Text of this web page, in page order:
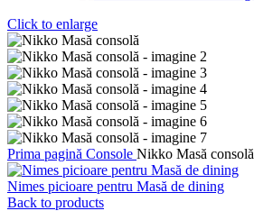
Click to enlarge
Prima pagină Console Nikko Masă consolă
Nimes picioare pentru Masă de dining
Back to products